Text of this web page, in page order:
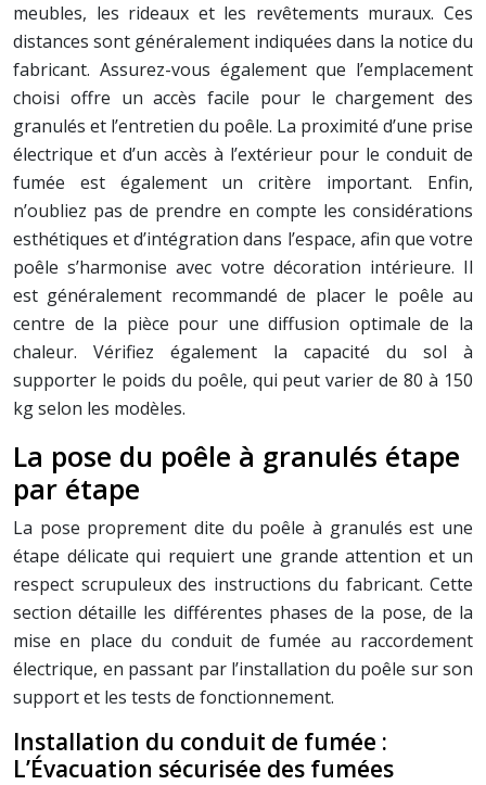
meubles, les rideaux et les revêtements muraux. Ces
distances sont généralement indiquées dans la notice du
fabricant. Assurez-vous également que l’emplacement
choisi offre un accès facile pour le chargement des
granulés et l’entretien du poêle. La proximité d’une prise
électrique et d’un accès à l’extérieur pour le conduit de
fumée est également un critère important. Enfin,
n’oubliez pas de prendre en compte les considérations
esthétiques et d’intégration dans l’espace, afin que votre
poêle s’harmonise avec votre décoration intérieure. Il
est généralement recommandé de placer le poêle au
centre de la pièce pour une diffusion optimale de la
chaleur. Vérifiez également la capacité du sol à
supporter le poids du poêle, qui peut varier de 80 à 150
kg selon les modèles.
La pose du poêle à granulés étape
par étape
La pose proprement dite du poêle à granulés est une
étape délicate qui requiert une grande attention et un
respect scrupuleux des instructions du fabricant. Cette
section détaille les différentes phases de la pose, de la
mise en place du conduit de fumée au raccordement
électrique, en passant par l’installation du poêle sur son
support et les tests de fonctionnement.
Installation du conduit de fumée :
L’Évacuation sécurisée des fumées